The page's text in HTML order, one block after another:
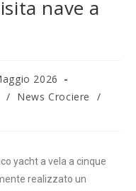
nave a
2026
/ News Crociere
/
yacht a vela a cinque
realizzato un